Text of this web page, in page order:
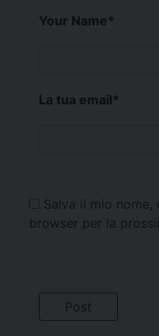
Your Name*
La tua email*
Salva il mio
browser per la